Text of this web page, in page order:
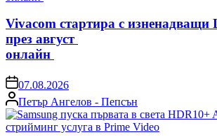
Vivacom стартира с
през август
онлайн
on07.08.2026
Posted
by
Петър Ангелов - Пепсън